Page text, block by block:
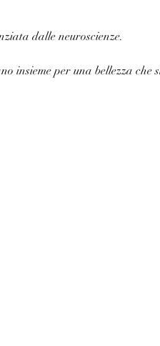
dalle neuroscienze.
insieme per una bellezza che